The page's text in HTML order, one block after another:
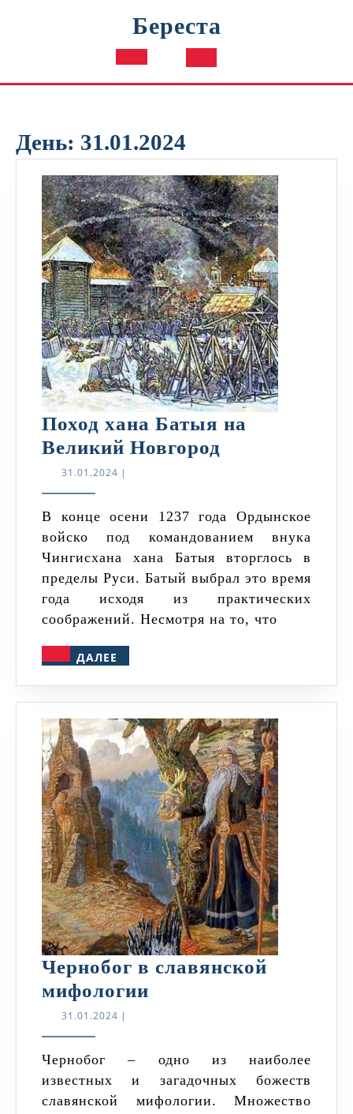
Береста
Кнопка
День: 31.01.2024
Поход хана Батыя на
Великий Новгород
на
Великий
Новгород
31.01.2024 31.01.2024
|
В конце осени 1237 года Ордынское
войско под командованием внука
Чингисхана хана Батыя вторглось в
пределы Руси. Батый выбрал это время
года исходя из практических
соображений. Несмотря на то, что
ДАЛЕЕ
Чернобог в славянской
мифологии
мифологии
31.01.2024 31.01.2024
|
Чернобог – одно из наиболее
известных и загадочных божеств
славянской мифологии. Множество